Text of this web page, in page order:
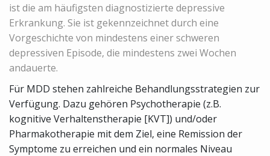
ist die am häufigsten diagnostizierte depressive
Erkrankung. Sie ist gekennzeichnet durch eine
Vorgeschichte von mindestens einer schweren
depressiven Episode, die mindestens zwei Wochen
andauerte.
Für MDD stehen zahlreiche Behandlungsstrategien zur
Verfügung. Dazu gehören Psychotherapie (z.B.
kognitive Verhaltenstherapie [KVT]) und/oder
Pharmakotherapie mit dem Ziel, eine Remission der
Symptome zu erreichen und ein normales Niveau